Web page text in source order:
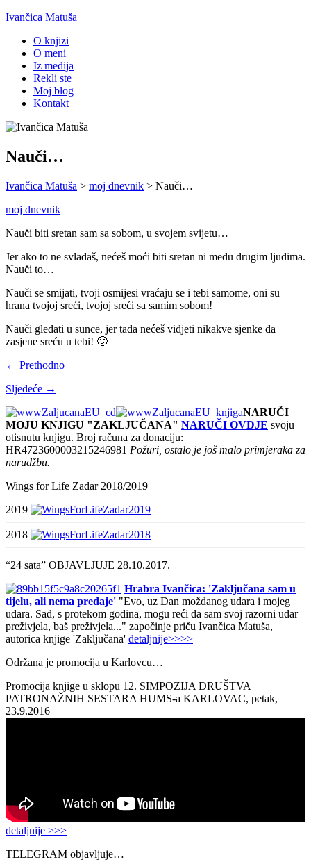
Ivančica Matuša
O knjizi
O meni
Iz medija
Rekli ste
Moj blog
Kontakt
Nauči…
Ivančica Matuša > moj dnevnik > Nauči…
moj dnevnik
Nauči biti sretan sam sa sobom, u svojem svijetu…
Jer ako to ne svladaš, nećeš moći biti sretan ni među drugim ljudima.
Nauči to…
Nauči se smijati, tvoji osmijesi vraćaju se i tebi samome, oni su
hrana tvojoj sreći, tvojoj sreći sa samim sobom!
Nauči gledati u sunce, jer tada nećeš vidjeti nikakve sjenke da
zasjene sreću u tebi! 🙂
← Prethodno
Sljedeće →
NARUČI
MOJU KNJIGU "ZAKLJUČANA" NARUČI OVDJE svoju
otisnutu knjigu. Broj računa za donaciju:
HR4723600003215246981 Požuri, ostalo je još malo primjeraka za
narudžbu.
Wings for Life Zadar 2018/2019
2019
2018
“24 sata” OBJAVLJUJE 28.10.2017.
Hrabra Ivančica: 'Zaključana sam u
tijelu, ali nema predaje' "Evo, uz Dan moždanog udara i mojeg
udara. Sad, s protekom godina, mogu reći da sam svoj razorni udar
preživjela, baš preživjela..." započinje priču Ivančica Matuša,
autorica knjige 'Zaključana' detaljnije>>>>
Održana je promocija u Karlovcu…
Promocija knjige u sklopu 12. SIMPOZIJA DRUŠTVA
PATRONAŽNIH SESTARA HUMS-a KARLOVAC, petak,
23.9.2016
detaljnije >>>
TELEGRAM objavljuje…